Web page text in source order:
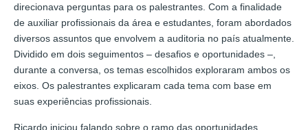
direcionava perguntas para os palestrantes. Com a finalidade
de auxiliar profissionais da área e estudantes, foram abordados
diversos assuntos que envolvem a auditoria no país atualmente.
Dividido em dois seguimentos –­ desafios e oportunidades –,
durante a conversa, os temas escolhidos exploraram ambos os
eixos. Os palestrantes explicaram cada tema com base em
suas experiências profissionais.
Ricardo iniciou falando sobre o ramo das oportunidades